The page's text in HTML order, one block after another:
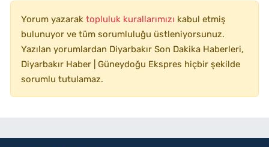
Yorum yazarak topluluk kurallarımızı kabul etmiş
bulunuyor ve tüm sorumluluğu üstleniyorsunuz.
Yazılan yorumlardan Diyarbakır Son Dakika Haberleri,
Diyarbakır Haber | Güneydoğu Ekspres hiçbir şekilde
sorumlu tutulamaz.